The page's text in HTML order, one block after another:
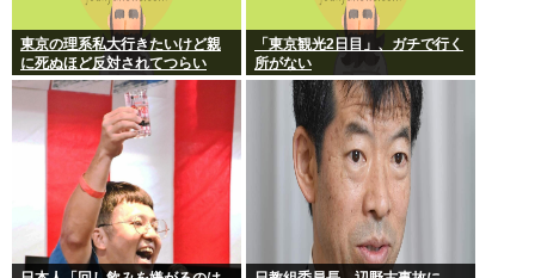
東京の理系私大行きたいけど親
に死ぬほど反対されてつらい
「東京観光2日目」、ガチで行く
所がない